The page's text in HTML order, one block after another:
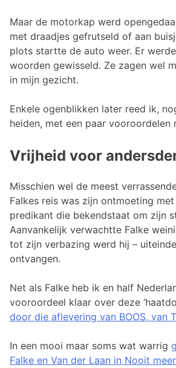
Maar de motorkap werd
met draadjes gefrutseld of aan
plots startte de auto weer. Er
woorden gewisseld. Ze zagen wel
in mijn gezicht.
Enkele ogenblikken later reed ik,
heiden, met een paar vooroordelen
Vrijheid voor
Misschien wel de meest
Falkes reis was zijn ontmoeting
predikant die bekendstaat om zijn
Aanvankelijk verwachtte Falke
tot zijn verbazing werd hij –
ontvangen.
Net als Falke heb ik en half
vooroordeel klaar over deze
door die aflevering van BOOS, van
In een mooi maar soms wat warrig
Falke en Van der Laan in Nooit